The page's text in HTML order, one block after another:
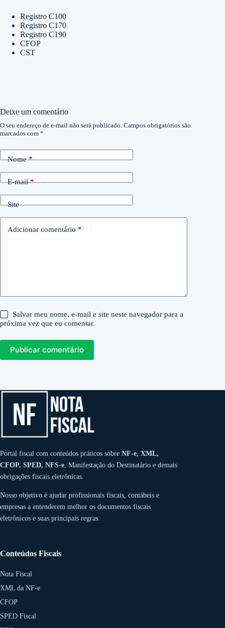
Registro C100
Registro C170
Registro C190
CFOP
CST
Deixe um comentário
O seu endereço de e-mail não será publicado. Campos obrigatórios são
marcados com *
Nome*
E-mail*
Site
Adicionar comentário *
Salvar meu nome, e-mail e site neste navegador para a
próxima vez que eu comentar.
Publicar comentário
Portal fiscal com conteúdos práticos sobre NF-e, XML,
CFOP, SPED, NFS-e , Manifestação do Destinatário e demais
obrigações fiscais eletrônicas.
Nosso objetivo é ajudar profissionais fiscais, contábeis e
empresas a entenderem melhor os documentos fiscais
eletrônicos e suas principais regras.
Conteúdos Fiscais
Nota Fiscal
XML da NF-e
CFOP
SPED Fiscal